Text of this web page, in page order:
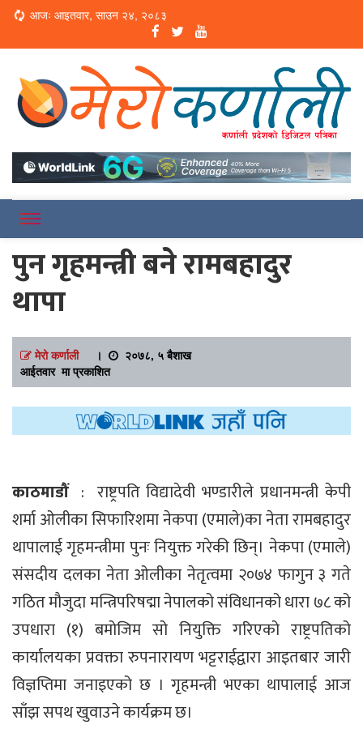
Loading...
आजः आइतवार, साउन २४, २०८३
Merokarnali
पुन गृहमन्त्री बने रामबहादुर
थापा
मेरो कर्णाली।
२०७८, ५ बैशाख
आईतवार मा प्रकाशित
काठमाडौं: राष्ट्रपति विद्यादेवी भण्डारीले प्रधानमन्त्री केपी
शर्मा ओलीका सिफारिशमा नेकपा (एमाले)का नेता रामबहादुर
थापालाई गृहमन्त्रीमा पुनः नियुक्त गरेकी छिन्। नेकपा (एमाले)
संसदीय दलका नेता ओलीका नेतृत्वमा २०७४ फागुन ३ गते
गठित मौजुदा मन्त्रिपरिषद्मा नेपालको संविधानको धारा ७८ को
उपधारा (१) बमोजिम सो नियुक्ति गरिएको राष्ट्रपतिको
कार्यालयका प्रवक्ता रुपनारायण भट्टराईद्वारा आइतबार जारी
विज्ञप्तिमा जनाइएको छ । गृहमन्त्री भएका थापालाई आज
साँझ सपथ खुवाउने कार्यक्रम छ।